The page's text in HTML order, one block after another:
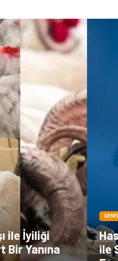
Kiralama
Servisleri
ile İyiliği
Bir Yanına
ile